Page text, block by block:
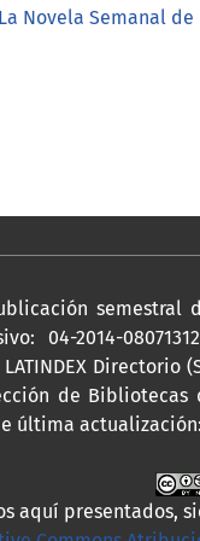
Novela Semanal de
semestral
04-2014-
de Bibliotecas
última
presentados,